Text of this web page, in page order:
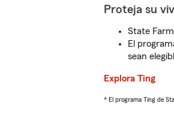
Proteja su
State
El
sean
Explora Ting
* El programa Ting de